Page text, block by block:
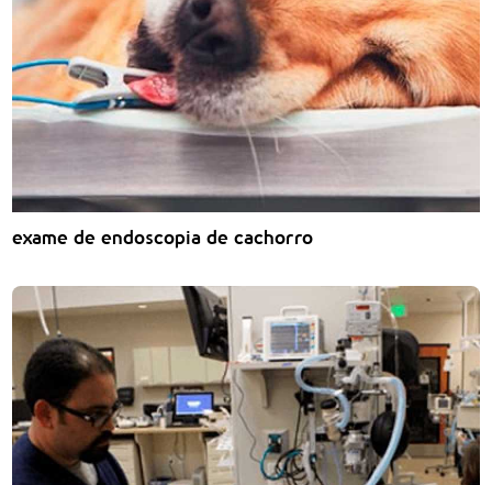
exame de endoscopia de cachorro